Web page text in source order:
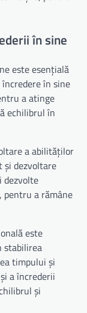
în sine
este esențială
în sine
a atinge
echilibrul în
a abilităților
și dezvoltare
dezvolte
a rămâne
este
stabilirea
timpului și
a încrederii
și